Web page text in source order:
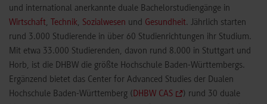
und international anerkannte duale Bachelorstudiengänge in
Wirtschaft, Technik, Sozialwesen und Gesundheit. Jährlich starten
rund 3.000 Studierende in über 60 Studienrichtungen ihr Studium.
Mit etwa 33.000 Studierenden, davon rund 8.000 in Stuttgart und
Horb, ist die DHBW die größte Hochschule Baden-Württembergs.
Ergänzend bietet das Center for Advanced Studies der Dualen
Hochschule Baden-Württemberg (DHBW CAS
) rund 30 duale